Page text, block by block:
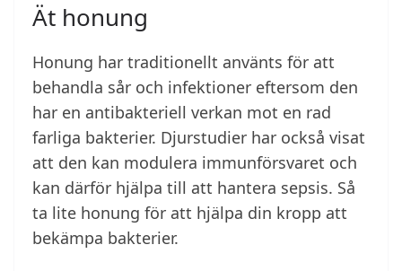
Ät honung
Honung har traditionellt använts för att
behandla sår och infektioner eftersom den
har en antibakteriell verkan mot en rad
farliga bakterier. Djurstudier har också visat
att den kan modulera immunförsvaret och
kan därför hjälpa till att hantera sepsis. Så
ta lite honung för att hjälpa din kropp att
bekämpa bakterier.